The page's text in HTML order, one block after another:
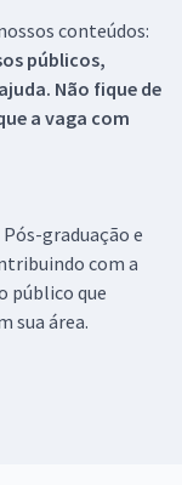
conteúdos:
públicos,
Não fique de
a vaga com
graduação e
com a
público que
sua área.